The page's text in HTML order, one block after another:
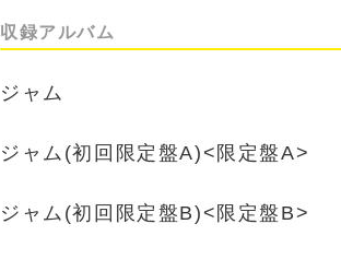
収録アルバム
ジャム
ジャム(初回限定盤A)<限定盤A>
ジャム(初回限定盤B)<限定盤B>